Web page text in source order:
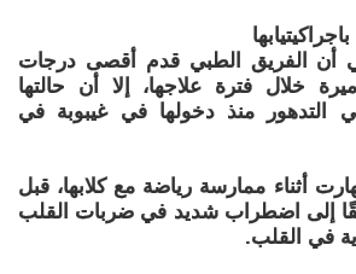
أن الفريق الطبي قدم أقصى درجات
خلال فترة علاجها، إلا أن حالتها
التدهور منذ دخولها في غيبوبة في
أثناء ممارسة رياضة مع كلابها، قبل
إلى اضطراب شديد في ضربات القلب
في القلب.